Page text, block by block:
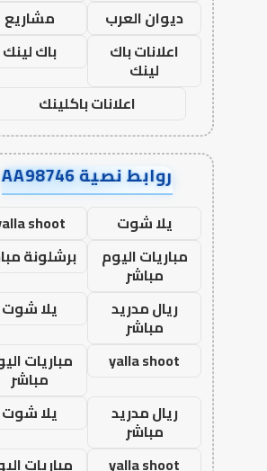
ديوان العرب
مشاريع
اعلانات باك
لينك
باك لينك
اعلانات باكلينك
روابط نصية AA98746
يلا شوت
shoot
مباريات اليوم
مباشر
برشلونة
ريال مدريد
مباشر
يلا شوت
yalla shoot
مباريات
مباشر
ريال مدريد
مباشر
يلا شوت
yalla shoot
مباريات